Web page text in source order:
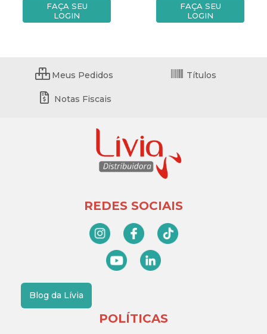
FAÇA SEU
LOGIN
FAÇA SEU
LOGIN
Meus Pedidos Títulos
Notas Fiscais
REDES SOCIAIS
Blog da Lívia
POLÍTICAS